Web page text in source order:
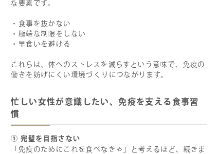
な要素です。
・食事を抜かない
・極端な制限をしない
・早食いを避ける
これらは、体へのストレスを減らすという意味で、免疫の
働きを妨げにくい環境づくりにつながります。
忙しい女性が意識したい、免疫を支える食事習
慣
①完璧を目指さない
「免疫のためにこれを食べなきゃ」と考えるほど、続きま